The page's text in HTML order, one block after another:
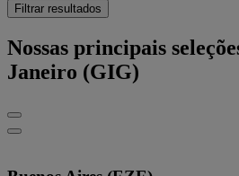
Filtrar resultados
Nossas principais
Janeiro (GIG)